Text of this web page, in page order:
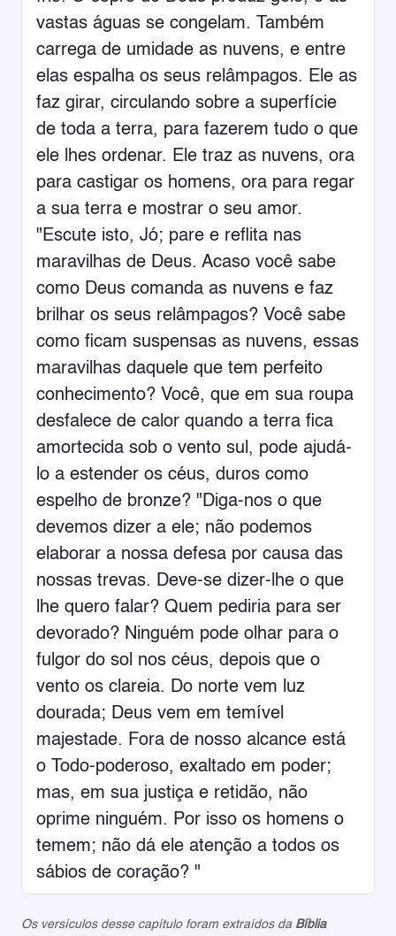
vastas águas se congelam. Também
carrega de umidade as nuvens, e entre
elas espalha os seus relâmpagos. Ele as
faz girar, circulando sobre a superfície
de toda a terra, para fazerem tudo o que
ele lhes ordenar. Ele traz as nuvens, ora
para castigar os homens, ora para regar
a sua terra e mostrar o seu amor.
"Escute isto, Jó; pare e reflita nas
maravilhas de Deus. Acaso você sabe
como Deus comanda as nuvens e faz
brilhar os seus relâmpagos? Você sabe
como ficam suspensas as nuvens, essas
maravilhas daquele que tem perfeito
conhecimento? Você, que em sua roupa
desfalece de calor quando a terra fica
amortecida sob o vento sul, pode ajudá-
lo a estender os céus, duros como
espelho de bronze? "Diga-nos o que
devemos dizer a ele; não podemos
elaborar a nossa defesa por causa das
nossas trevas. Deve-se dizer-lhe o que
lhe quero falar? Quem pediria para ser
devorado? Ninguém pode olhar para o
fulgor do sol nos céus, depois que o
vento os clareia. Do norte vem luz
dourada; Deus vem em temível
majestade. Fora de nosso alcance está
o Todo-poderoso, exaltado em poder;
mas, em sua justiça e retidão, não
oprime ninguém. Por isso os homens o
temem; não dá ele atenção a todos os
sábios de coração? "
Os versículos desse capítulo foram extraídos da Bíblia